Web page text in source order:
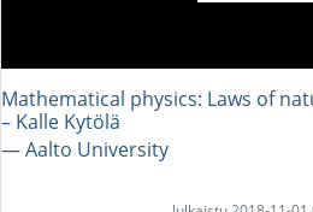
Mathematical physics: Laws of
– Kalle Kytölä
― Aalto University